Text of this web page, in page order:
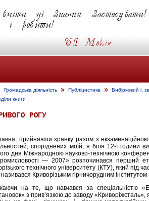
Громадська діяльність Публіцистика
Вибірковий і,
книги
прийнявши зранку разом з екзаменаційною
споріднених моїй, я біля 12-ї години
дня Міжнародною науково-технічною
— 2007» розпочинався перший
технічного університету (КТУ), який під
Криворізьким гірничорудним інститутом
на те, що навчався за спеціальнiстю
з прив’язкою до заводу